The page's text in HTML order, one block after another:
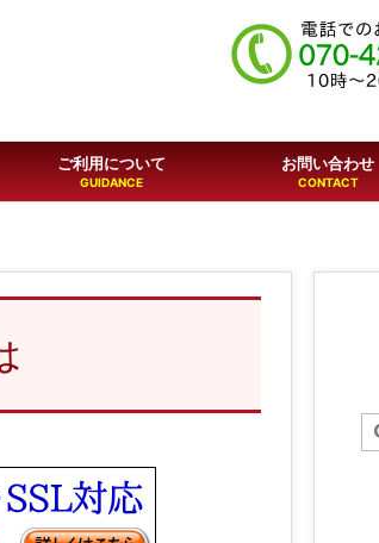
ご利用について お問い合わせ